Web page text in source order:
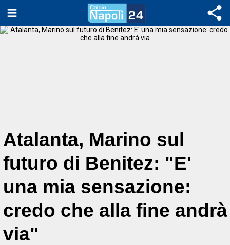
Atalanta, Marino sul
futuro di Benitez: "E'
una mia sensazione:
credo che alla fine andrà
via"